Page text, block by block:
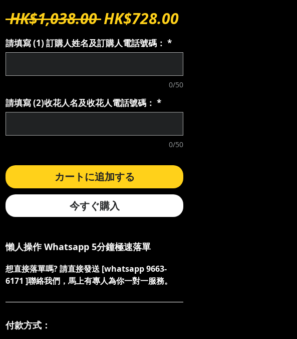
HK$1,038.00 通
常
価
格
HK$728.00セ
ル
価
格
請填寫 (1) 訂購人姓名及訂購人電話號碼： *
0/50
請填寫 (2)收花人名及收花人電話號碼： *
0/50
カートに追加する
今すぐ購入
懶人操作 Whatsapp 5分鐘極速落單
想直接落單嗎? 請直接發送 [whatsapp 9663-
6171 ]聯絡我們，馬上有專人為你一對一服務。
付款方式：